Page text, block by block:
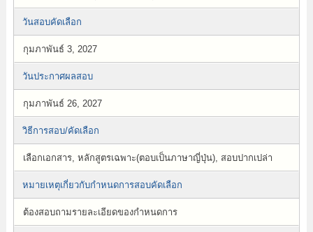
วันสอบคัดเลือก
กุมภาพันธ์ 3, 2027
วันประกาศผลสอบ
กุมภาพันธ์ 26, 2027
วิธีการสอบ/คัดเลือก
เลือกเอกสาร, หลักสูตรเฉพาะ(ตอบเป็นภาษาญี่ปุ่น), สอบปากเปล่า
หมายเหตุเกี่ยวกับกำหนดการสอบคัดเลือก
ต้องสอบถามรายละเอียดของกำหนดการ